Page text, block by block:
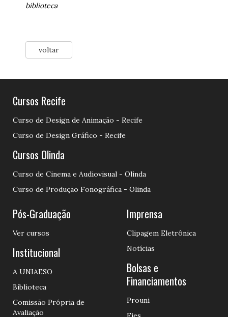
biblioteca
voltar
Cursos Recife
Curso de Design de Animação - Recife
Curso de Design Gráfico - Recife
Cursos Olinda
Curso de Cinema e Audiovisual - Olinda
Curso de Produção Fonográfica - Olinda
Pós-Graduação
Ver cursos
Institucional
A UNIAESO
Biblioteca
Comissão Própria de
Avaliação
Imprensa
Clipagem Eletrônica
Notícias
Bolsas e
Financiamentos
Prouni